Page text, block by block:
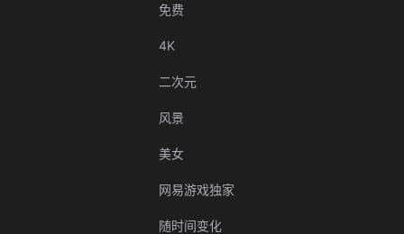
免费
4K
二次元
风景
美女
网易游戏独家
随时间变化